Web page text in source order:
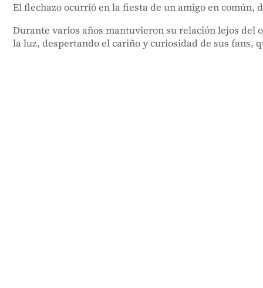
El flechazo ocurrió en la fiesta de un amigo en común,
Durante varios años mantuvieron su relación lejos
la luz, despertando el cariño y curiosidad de sus fans,